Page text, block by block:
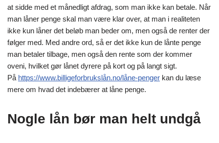
at sidde med et månedligt afdrag, som man ikke kan betale. Når
man låner penge skal man være klar over, at man i realiteten
ikke kun låner det beløb man beder om, men også de renter der
følger med. Med andre ord, så er det ikke kun de lånte penge
man betaler tilbage, men også den rente som der kommer
oveni, hvilket gør lånet dyrere på kort og på langt sigt.
På https://www.billigeforbrukslån.no/låne-penger kan du læse
mere om hvad det indebærer at låne penge.
Nogle lån bør man helt undgå